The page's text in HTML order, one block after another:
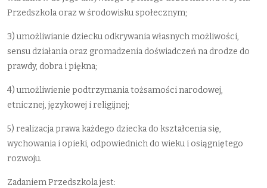
Przedszkola oraz w środowisku społecznym;
3) umożliwianie dziecku odkrywania własnych możliwości,
sensu działania oraz gromadzenia doświadczeń na drodze do
prawdy, dobra i piękna;
4) umożliwienie podtrzymania tożsamości narodowej,
etnicznej, językowej i religijnej;
5) realizacja prawa każdego dziecka do kształcenia się,
wychowania i opieki, odpowiednich do wieku i osiągniętego
rozwoju.
Zadaniem Przedszkola jest: